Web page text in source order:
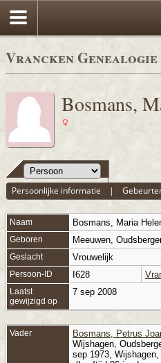
Vrancken Genealogie
Bosmans,
Persoonlijke informatie |
Naam Bosmans Maria
Geboren Meeuwen,
Geslacht Vrouwelijk
Persoon-ID I628
Laatst
gewijzigd op
7 sep 2008
Vader Bosmans, Petrus
Wijshagen,
sep 1973,